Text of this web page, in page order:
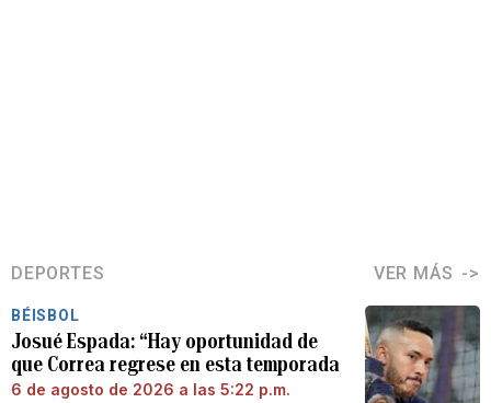
DEPORTES VER MÁS
BÉISBOL
Josué Espada: “Hay oportunidad de
que Correa regrese en esta temporada
6 de agosto de 2026 a las 5:22 p.m.